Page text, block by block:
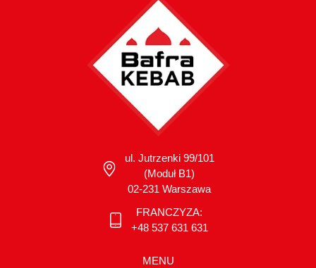
ul. Jutrzenki 99/101
(Moduł B1)
02-231 Warszawa
FRANCZYZA:
+48 537 631 631
MENU